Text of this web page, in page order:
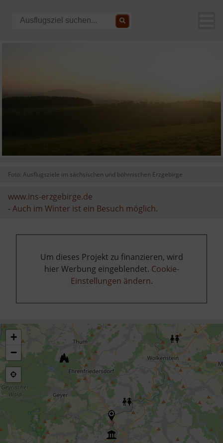
Foto: Ausflugsziele im sächsischen und böhmischen Erzgebirge
www.ins-erzgebirge.de
-Auch im Winter ist ein Besuch möglich.
Um dieses Projekt zu finanzieren, wird
hier Werbung eingeblendet. Cookie-
Einstellungen ändern.
+
−